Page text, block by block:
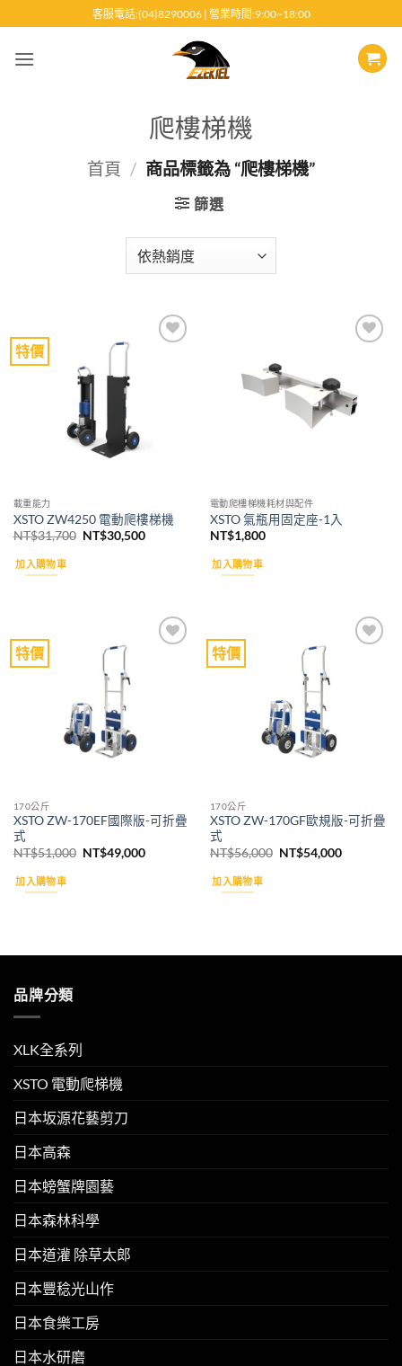
至
客服電話:(04)8290006 | 營業時間:9:00~18:00
爬樓梯機
首頁 / 商品標籤為 “爬樓梯機”
篩選
特價
載重能力
XSTO ZW4250 電動爬樓梯機
NT$31,700 原
NT$30,500目
加入購物車
電動爬樓梯機耗材與配件
XSTO 氣瓶用固定座-1入
NT$1,800
加入購物車
特價
170公斤
XSTO ZW-170EF國際版-可折疊
式
NT$51,000 原
NT$49,000目
加入購物車
特價
170公斤
XSTO ZW-170GF歐規版-可折疊
式
NT$56,000 原
NT$54,000目
加入購物車
品牌分類
XLK全系列
XSTO 電動爬梯機
日本坂源花藝剪刀
日本高森
日本螃蟹牌園藝
日本森林科學
日本道灌 除草太郎
日本豐稔光山作
日本食樂工房
日本水研磨